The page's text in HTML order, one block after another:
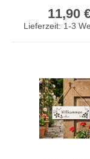
Edelrost
11,90
Lieferzeit: 1-3